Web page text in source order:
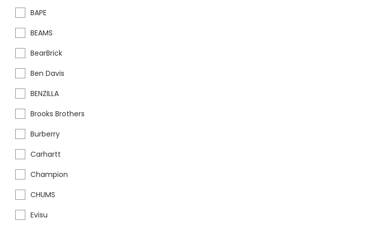
BAPE
BEAMS
BearBrick
Ben Davis
BENZILLA
Brooks Brothers
Burberry
Carhartt
Champion
CHUMS
Evisu